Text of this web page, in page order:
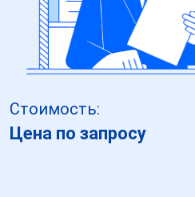
Стоимость:
Цена по запросу